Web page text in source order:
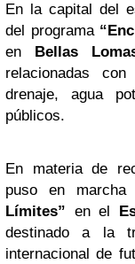
En la capital del
del programa
en Bellas
relacionadas con
drenaje, agua
públicos.
En materia de
puso en marcha
Límites” en el
destinado a la
internacional de